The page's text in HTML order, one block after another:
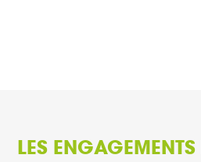
LES ENGAGEMENTS